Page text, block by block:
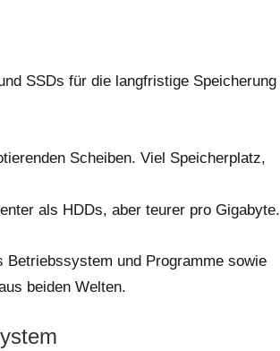
SSDs für die langfristige Speicherung
Scheiben. Viel Speicherplatz,
als HDDs, aber teurer pro Gigabyte.
Betriebssystem und Programme sowie
beiden Welten.